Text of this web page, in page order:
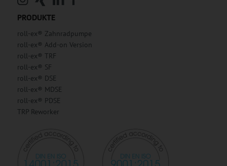
PRODUKTE
roll-ex® Zahnradpumpe
roll-ex® Add-on Version
roll-ex® TRF
roll-ex® SF
roll-ex® DSE
roll-ex® MDSE
roll-ex® PDSE
TRP Reworker